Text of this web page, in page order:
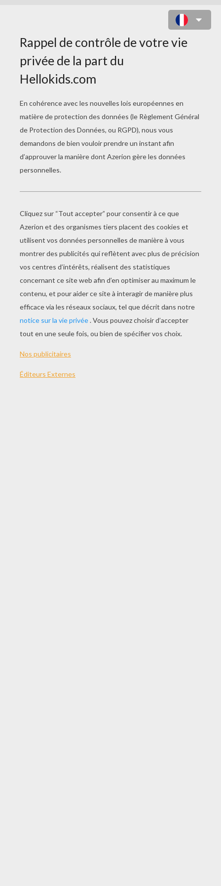
Tu aimes la vanille comme tu aimes
la chantilly
Tu es belle comme ton coeur comme
tu as le coeur plein de bohneur
e t'aime comme tu m'aimes je t'écris
ce beau poème pour te dire que je
t'aime
Et je te fais tout ce que tu me
demandes car tu es belle comme une
dune que je vois dans la lune le soir,
Tu me fais penser comme tu lis
dans mes pensées
Je t'aime ma douce et tendre